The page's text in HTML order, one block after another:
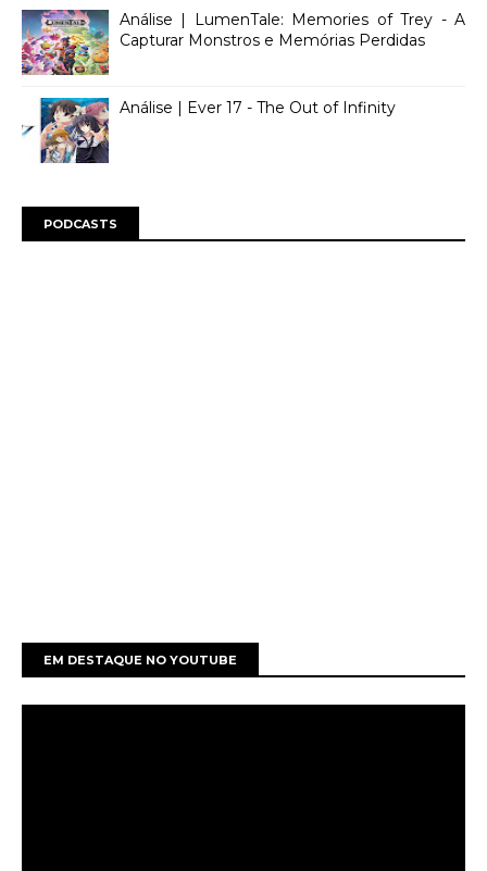
Análise | LumenTale: Memories of Trey - A
Capturar Monstros e Memórias Perdidas
Análise | Ever 17 - The Out of Infinity
PODCASTS
EM DESTAQUE NO YOUTUBE